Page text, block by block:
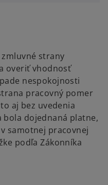
strany
overiť vhodnosť
nespokojnosti
pracovný pomer
aj bez uvedenia
bola dojednaná platne,
samotnej pracovnej
podľa Zákonníka